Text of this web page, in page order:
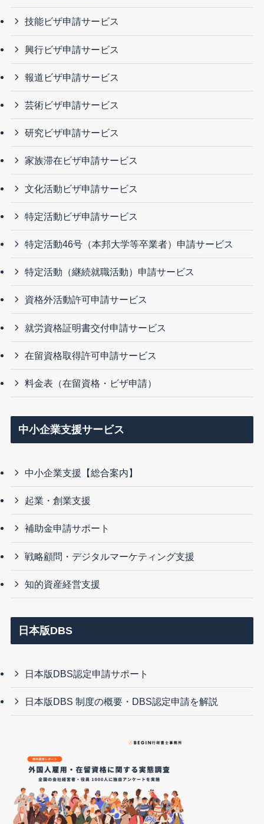
技能ビザ申請サービス
興行ビザ申請サービス
報道ビザ申請サービス
芸術ビザ申請サービス
研究ビザ申請サービス
家族滞在ビザ申請サービス
文化活動ビザ申請サービス
特定活動ビザ申請サービス
特定活動46号（本邦大学等卒業者）申請サービス
特定活動（継続就職活動）申請サービス
資格外活動許可申請サービス
就労資格証明書交付申請サービス
在留資格取得許可申請サービス
料金表（在留資格・ビザ申請）
中小企業支援サービス
中小企業支援【総合案内】
起業・創業支援
補助金申請サポート
戦略顧問・デジタルマーケティング支援
知的資産経営支援
日本版DBS
日本版DBS認定申請サポート
日本版DBS 制度の概要・DBS認定申請を解説